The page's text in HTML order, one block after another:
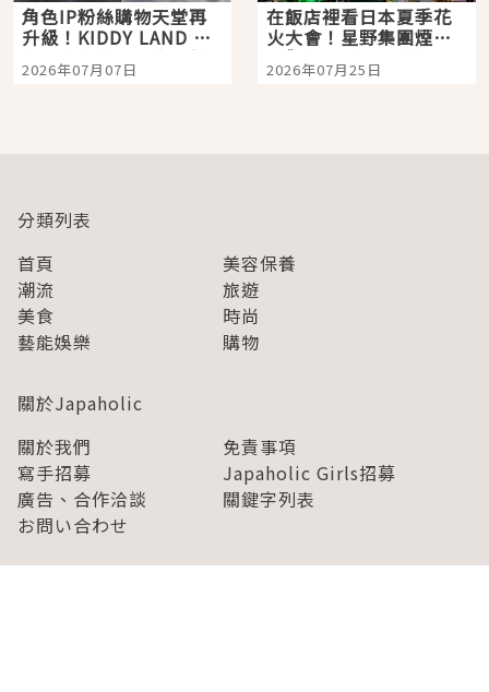
角色IP粉絲購物天堂再
升級！KIDDY LAND 原
宿店吉伊卡哇迎客，新
開幕 OMOKADO 店3分
2026年07月07日
在飯店裡看日本夏季花
火大會！星野集團煙火
景觀飯店6選，讓你不用
人擠人悠閒欣賞
2026年07月25日
分類列表
首頁
美容保養
潮流
旅遊
美食
時尚
藝能娛樂
購物
關於Japaholic
關於我們
免責事項
寫手招募
Japaholic Girls招募
廣告、合作洽談
關鍵字列表
お問い合わせ